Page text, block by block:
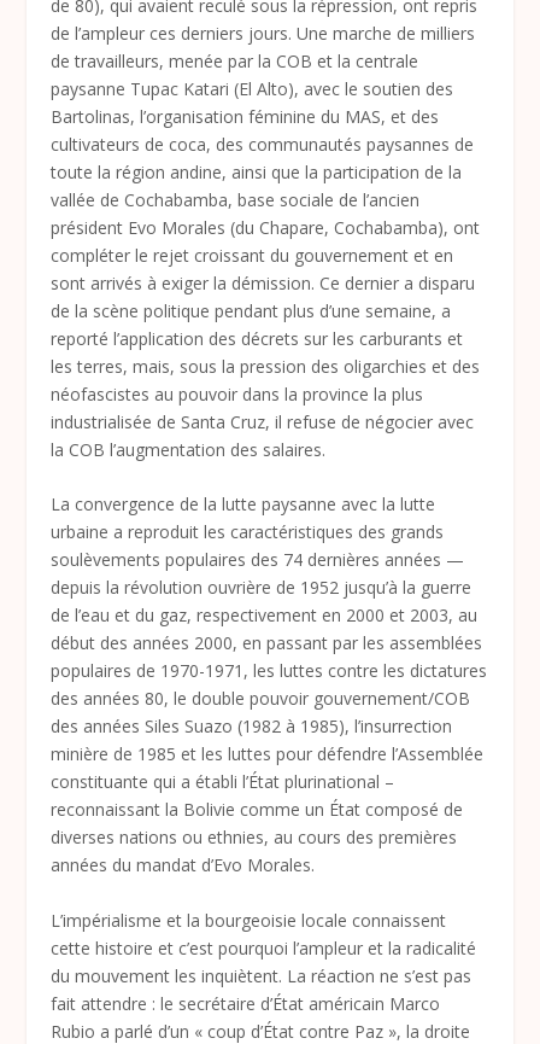
de 80), qui avaient reculé sous la répression, ont repris
de l’ampleur ces derniers jours. Une marche de milliers
de travailleurs, menée par la COB et la centrale
paysanne Tupac Katari (El Alto), avec le soutien des
Bartolinas, l’organisation féminine du MAS, et des
cultivateurs de coca, des communautés paysannes de
toute la région andine, ainsi que la participation de la
vallée de Cochabamba, base sociale de l’ancien
président Evo Morales (du Chapare, Cochabamba), ont
compléter le rejet croissant du gouvernement et en
sont arrivés à exiger la démission. Ce dernier a disparu
de la scène politique pendant plus d’une semaine, a
reporté l’application des décrets sur les carburants et
les terres, mais, sous la pression des oligarchies et des
néofascistes au pouvoir dans la province la plus
industrialisée de Santa Cruz, il refuse de négocier avec
la COB l’augmentation des salaires.
La convergence de la lutte paysanne avec la lutte
urbaine a reproduit les caractéristiques des grands
soulèvements populaires des 74 dernières années —
depuis la révolution ouvrière de 1952 jusqu’à la guerre
de l’eau et du gaz, respectivement en 2000 et 2003, au
début des années 2000, en passant par les assemblées
populaires de 1970-1971, les luttes contre les dictatures
des années 80, le double pouvoir gouvernement/COB
des années Siles Suazo (1982 à 1985), l’insurrection
minière de 1985 et les luttes pour défendre l’Assemblée
constituante qui a établi l’État plurinational –
reconnaissant la Bolivie comme un État composé de
diverses nations ou ethnies, au cours des premières
années du mandat d’Evo Morales.
L’impérialisme et la bourgeoisie locale connaissent
cette histoire et c’est pourquoi l’ampleur et la radicalité
du mouvement les inquiètent. La réaction ne s’est pas
fait attendre : le secrétaire d’État américain Marco
Rubio a parlé d’un « coup d’État contre Paz », la droite